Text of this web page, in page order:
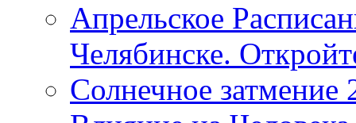
Апрельское
Челябинске.
Солнечное затмение